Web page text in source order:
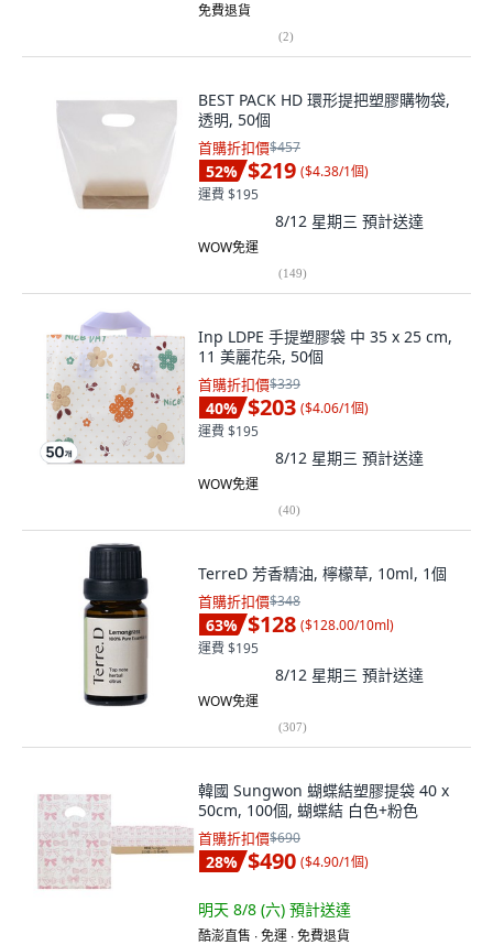
免費退貨
(2)
BEST PACK HD 環形提把塑膠購物袋,
透明, 50個
首購折扣價$457
52% $219 ($4.38/1個)
運費 $195
8/12 星期三 預計送達
WOW免運
(149)
Inp LDPE 手提塑膠袋 中 35 x 25 cm,
11 美麗花朵, 50個
首購折扣價$339
40% $203 ($4.06/1個)
運費 $195
8/12 星期三 預計送達
WOW免運
(40)
TerreD 芳香精油, 檸檬草, 10ml, 1個
首購折扣價$348
63% $128 ($128.00/10ml)
運費 $195
8/12 星期三 預計送達
WOW免運
(307)
韓國 Sungwon 蝴蝶結塑膠提袋 40 x
50cm, 100個, 蝴蝶結 白色+粉色
首購折扣價$690
28% $490 ($4.90/1個)
明天 8/8 (六) 預計送達
酷澎直售 ∙ 免運 ∙ 免費退貨